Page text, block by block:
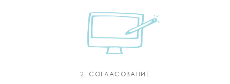
2. СОГЛАСОВАНИЕ